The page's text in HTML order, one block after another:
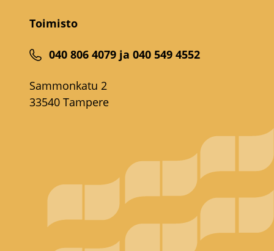
Toimisto
040 806 4079 ja 040 549 4552
Sammonkatu 2
33540 Tampere